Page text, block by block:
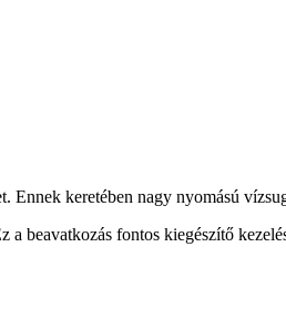
Ennek keretében nagy nyomású
beavatkozás fontos kiegészítő